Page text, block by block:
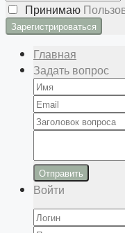
Принимаю
Главная
Задать вопрос
Отправить
Войти